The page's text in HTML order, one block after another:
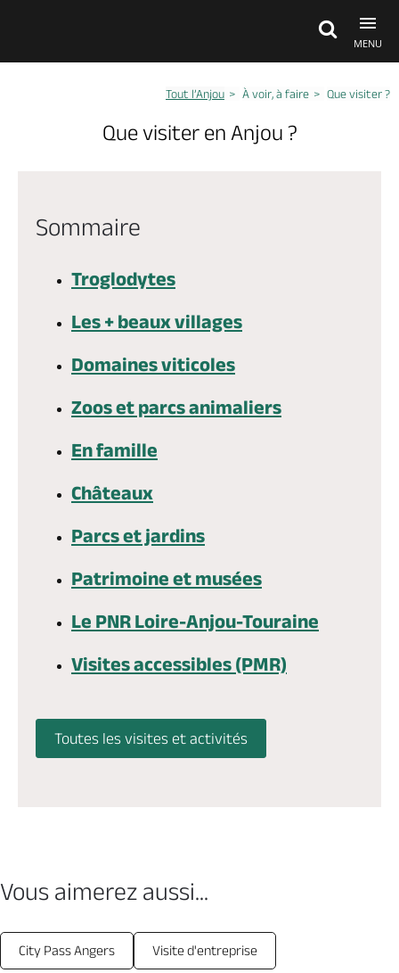
MENU
Agenda
Dormir, manger
Billetterie en ligne
Brochures & Cartes Offices de tourisme
Tout l’Anjou À voir, à faire Que visiter ?
Que visiter en Anjou ?
Sommaire
Troglodytes
Les + beaux villages
Domaines viticoles
Zoos et parcs animaliers
En famille
Châteaux
Parcs et jardins
Patrimoine et musées
Le PNR Loire-Anjou-Touraine
Visites accessibles (PMR)
Toutes les visites et activités
Vous aimerez aussi...
City Pass Angers Visite d'entreprise